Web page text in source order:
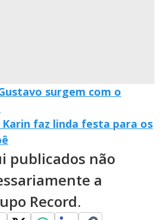
surgem com o
Karin faz linda festa para os
publicados não
a
Record.